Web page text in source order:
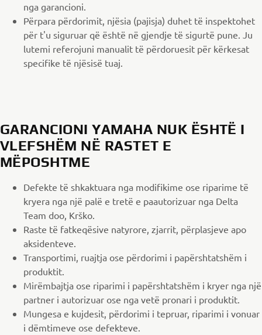
nga garancioni.
Përpara përdorimit, njësia (pajisja) duhet të inspektohet
për t'u siguruar që është në gjendje të sigurtë pune. Ju
lutemi referojuni manualit të përdoruesit për kërkesat
specifike të njësisë tuaj.
GARANCIONI YAMAHA NUK ËSHTË I
VLEFSHËM NË RASTET E
MËPOSHTME
Defekte të shkaktuara nga modifikime ose riparime të
kryera nga një palë e tretë e paautorizuar nga Delta
Team doo, Krško.
Raste të fatkeqësive natyrore, zjarrit, përplasjeve apo
aksidenteve.
Transportimi, ruajtja ose përdorimi i papërshtatshëm i
produktit.
Mirëmbajtja ose riparimi i papërshtatshëm i kryer nga një
partner i autorizuar ose nga vetë pronari i produktit.
Mungesa e kujdesit, përdorimi i tepruar, riparimi i vonuar
i dëmtimeve ose defekteve.